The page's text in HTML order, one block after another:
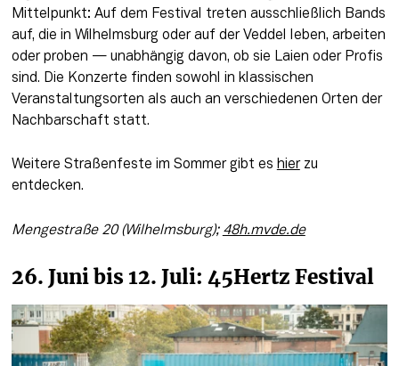
Mittelpunkt: Auf dem Festival treten ausschließlich Bands
auf, die in Wilhelmsburg oder auf der Veddel leben, arbeiten
oder proben — unabhängig davon, ob sie Laien oder Profis
sind. Die Konzerte finden sowohl in klassischen
Veranstaltungsorten als auch an verschiedenen Orten der
Nachbarschaft statt.
Weitere Straßenfeste im Sommer gibt es hier zu
entdecken.
Mengestraße 20 (Wilhelmsburg); 48h.mvde.de
26. Juni bis 12. Juli: 45Hertz Festival